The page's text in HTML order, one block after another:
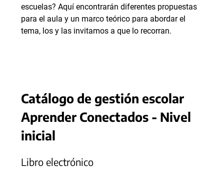
escuelas? Aquí encontrarán diferentes propuestas
para el aula y un marco teórico para abordar el
tema, los y las invitamos a que lo recorran.
Catálogo de gestión escolar
Aprender Conectados - Nivel
inicial
Libro electrónico